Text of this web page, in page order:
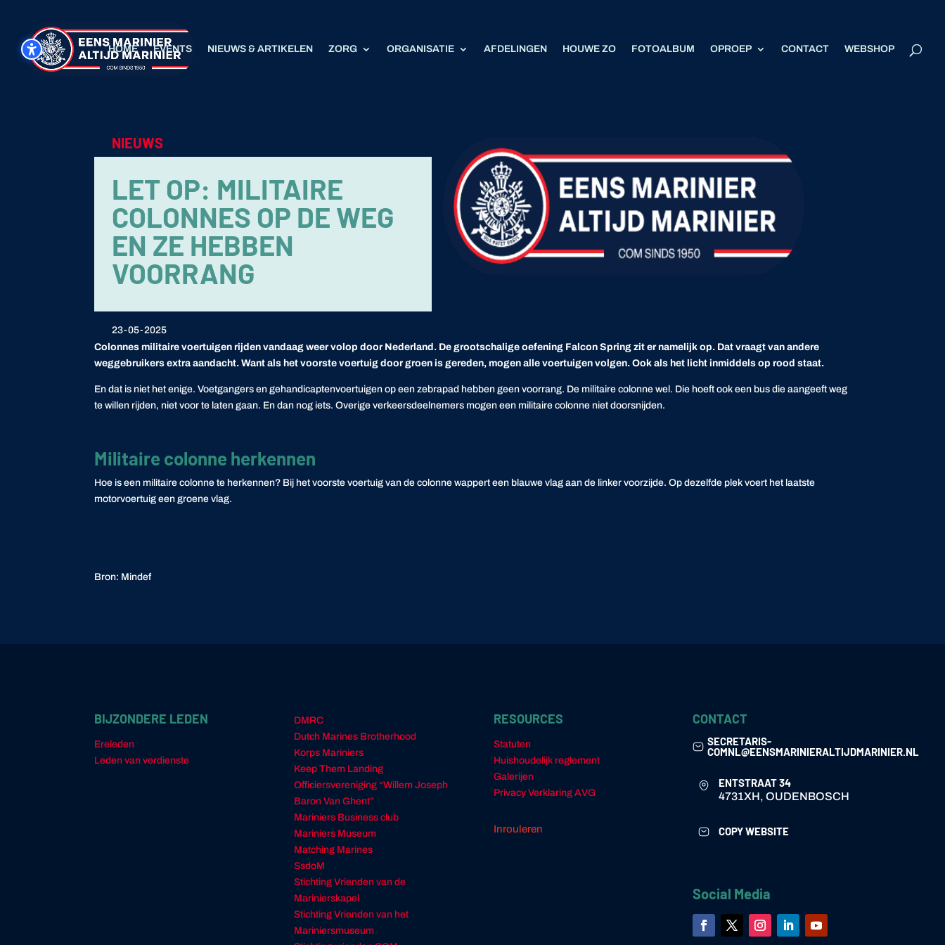
HOME EVENTS NIEUWS & ARTIKELEN ZORG ORGANISATIE AFDELINGEN HOUWE ZO FOTOALBUM OPROEP CONTACT WEBSHOP
NIEUWS
LET OP: MILITAIRE
COLONNES OP DE WEG
EN ZE HEBBEN
VOORRANG
23-05-2025
Colonnes militaire voertuigen rijden vandaag weer volop door Nederland. De grootschalige oefening Falcon Spring zit er namelijk op. Dat vraagt van andere
weggebruikers extra aandacht. Want als het voorste voertuig door groen is gereden, mogen alle voertuigen volgen. Ook als het licht inmiddels op rood staat.
En dat is niet het enige. Voetgangers en gehandicaptenvoertuigen op een zebrapad hebben geen voorrang. De militaire colonne wel. Die hoeft ook een bus die aangeeft weg
te willen rijden, niet voor te laten gaan. En dan nog iets. Overige verkeersdeelnemers mogen een militaire colonne niet doorsnijden.
Militaire colonne herkennen
Hoe is een militaire colonne te herkennen? Bij het voorste voertuig van de colonne wappert een blauwe vlag aan de linker voorzijde. Op dezelfde plek voert het laatste
motorvoertuig een groene vlag.
Bron: Mindef
BIJZONDERE LEDEN
Ereleden
Leden van verdienste
DMRC
Dutch Marines Brotherhood
Korps Mariniers
Keep Them Landing
Officiersvereniging “Willem Joseph
Baron Van Ghent”
Mariniers Business club
Mariniers Museum
Matching Marines
SsdoM
Stichting Vrienden van de
Marinierskapel
Stichting Vrienden van het
Mariniersmuseum
RESOURCES
Statuten
Huishoudelijk reglement
Galerijen
Privacy Verklaring AVG
Inrouleren
CONTACT
SECRETARIS-
COMNL@EENSMARINIERALTIJDMARINIER.NL
ENTSTRAAT 34
4731XH, OUDENBOSCH
COPY WEBSITE
Social Media